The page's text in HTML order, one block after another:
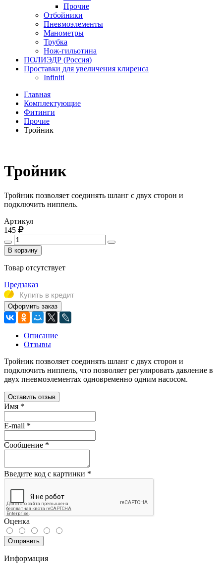
Прочие
Отбойники
Пневмоэлементы
Манометры
Трубка
Нож-гильотина
ПОЛИЭДР (Россия)
Проставки для увеличения клиренса
Infiniti
Главная
Комплектующие
Фитинги
Прочие
Тройник
Тройник
Тройник позволяет соединять шланг с двух сторон и
подключить ниппель.
Артикул
145
В корзину
Товар отсутствует
Предзаказ
Купить в кредит
Оформить заказ
Описание
Отзывы
Тройник позволяет соединять шланг с двух сторон и
подключить ниппель, что позволяет регулировать давление в
двух пневмоэлементах одновременно одним насосом.
Оставить отзыв
Имя *
E-mail *
Сообщение *
Введите код с картинки *
Оценка
Отправить
Информация